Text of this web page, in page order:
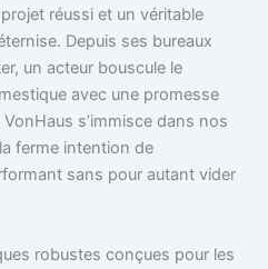
réussi et un véritable
Depuis ses bureaux
un acteur bouscule le
avec une promesse
s’immisce dans nos
ferme intention de
sans pour autant vider
robustes conçues pour les